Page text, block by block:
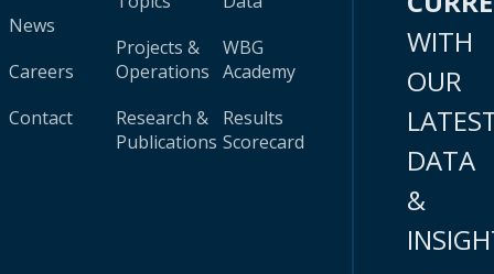
News
Careers
Contact
Projects &
Operations
Research &
Publications
WBG
Academy
Results
Scorecard
WITH
OUR
DATA
&